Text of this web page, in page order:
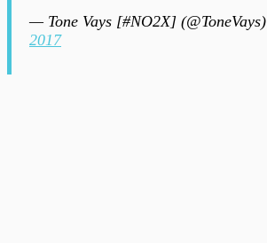
— Tone Vays [#NO2X] (@ToneVays)
2017